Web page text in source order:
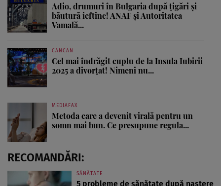
Adio, drumuri în Bulgaria după țigări și
băutură ieftine! ANAF și Autoritatea
Vamală...
CANCAN
Cel mai îndrăgit cuplu de la Insula Iubirii
2025 a divorțat! Nimeni nu...
MEDIAFAX
Metoda care a devenit virală pentru un
somn mai bun. Ce presupune regula...
RECOMANDĂRI:
SĂNĂTATE
5 probleme de sănătate după naștere